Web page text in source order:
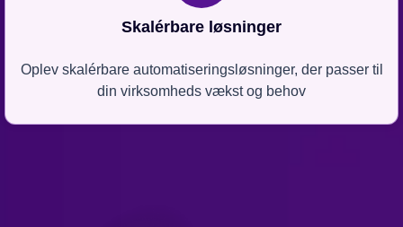
Skalérbare løsninger
Oplev skalérbare automatiseringsløsninger, der passer til
din virksomheds vækst og behov